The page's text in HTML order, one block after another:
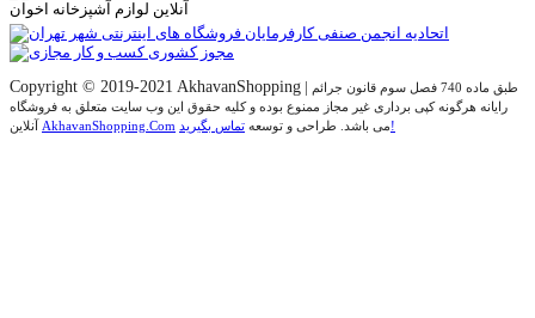
Copyright © 2019-2021 AkhavanShopping | طبق ماده 740 فصل سوم قانون جرائم
رایانه هرگونه کپی برداری غیر مجاز ممنوع بوده و کلیه حقوق اين وب سايت متعلق به فروشگاه
AkhavanShopping.Com می باشد. طراحی و توسعهتماس بگیرید!